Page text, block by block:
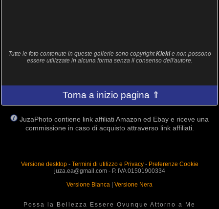
Tutte le foto contenute in queste gallerie sono copyrightKiekie non possono
essere utilizzate in alcuna forma senza il consenso dell'autore.
Torna a inizio pagina ⇑
JuzaPhoto contiene link affiliati Amazon ed Ebay e riceve una
commissione in caso di acquisto attraverso link affiliati.
Versione desktop- Termini di utilizzo e Privacy- Preferenze Cookie
juza.ea@gmail.com - P. IVA 01501900334
Versione Bianca | Versione Nera
Possa la Bellezza Essere Ovunque Attorno a Me